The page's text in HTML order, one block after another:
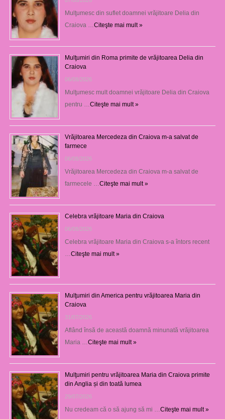
Mulţumesc din suflet doamnei vrăjitoare Delia din
Craiova … Citeşte mai mult »
Mulţumiri din Roma primite de vrăjitoarea Delia din
Craiova
06/08/2026
Mulţumesc mult doamnei vrăjitoare Delia din Craiova
pentru … Citeşte mai mult »
Vrăjitoarea Mercedeza din Craiova m-a salvat de
farmece
06/08/2026
Vrăjitoarea Mercedeza din Craiova m-a salvat de
farmecele … Citeşte mai mult »
Celebra vrăjitoare Maria din Craiova
06/08/2026
Celebra vrăjitoare Maria din Craiova s-a întors recent
Citeşte mai mult »
Mulţumiri din America pentru vrăjitoarea Maria din
Craiova
31/07/2026
Aflând însă de această doamnă minunată vrăjitoarea
Maria … Citeşte mai mult »
Mulţumiri pentru vrăjitoarea Maria din Craiova primite
din Anglia și din toată lumea
29/07/2026
Nu credeam că o să ajung să mi … Citeşte mai mult »